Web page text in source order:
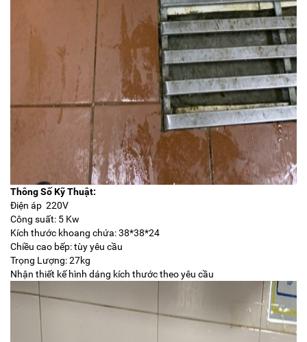
Thông Số Kỹ Thuật:
Điện áp 220V
Công suất: 5 Kw
Kích thước khoang chứa: 38*38*24
Chiều cao bếp: tùy yêu cầu
Trọng Lượng: 27kg
Nhận thiết kế hình dáng kích thước theo yêu cầu